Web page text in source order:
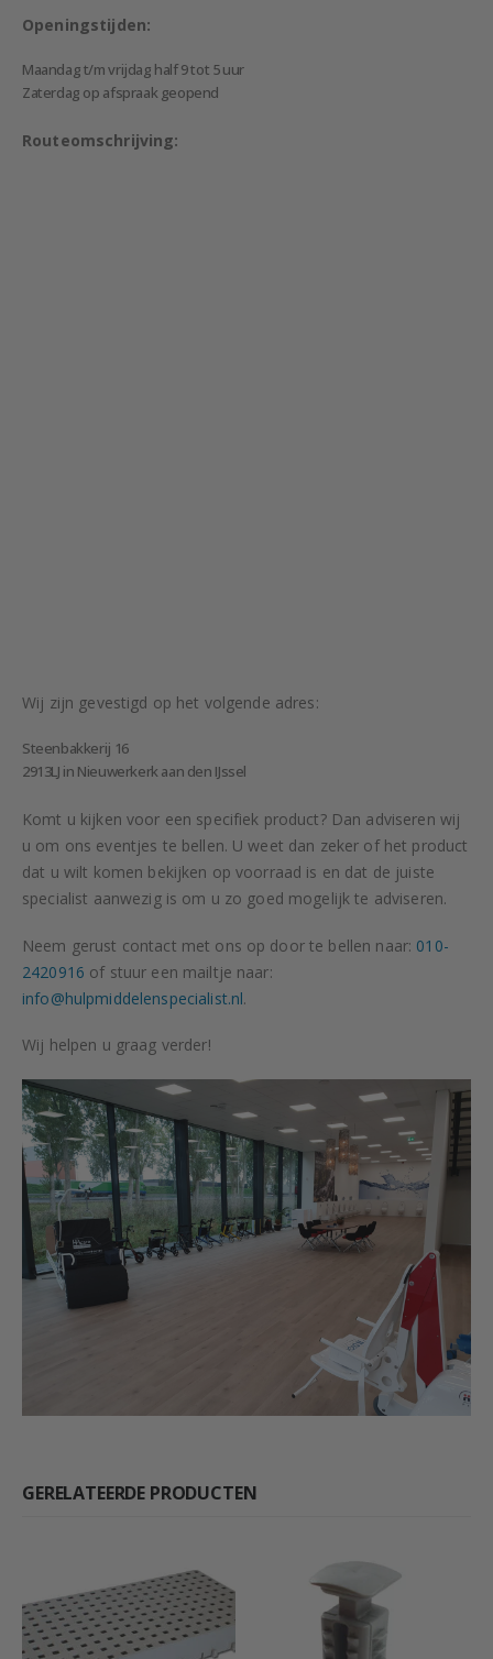
Openingstijden:
Maandag t/m vrijdag half 9 tot 5 uur
Zaterdag op afspraak geopend
Routeomschrijving:
Wij zijn gevestigd op het volgende adres:
Steenbakkerij 16
2913LJ in Nieuwerkerk aan den IJssel
Komt u kijken voor een specifiek product? Dan adviseren wij
u om ons eventjes te bellen. U weet dan zeker of het product
dat u wilt komen bekijken op voorraad is en dat de juiste
specialist aanwezig is om u zo goed mogelijk te adviseren.
Neem gerust contact met ons op door te bellen naar: 010-
2420916 of stuur een mailtje naar:
info@hulpmiddelenspecialist.nl.
Wij helpen u graag verder!
GERELATEERDE PRODUCTEN